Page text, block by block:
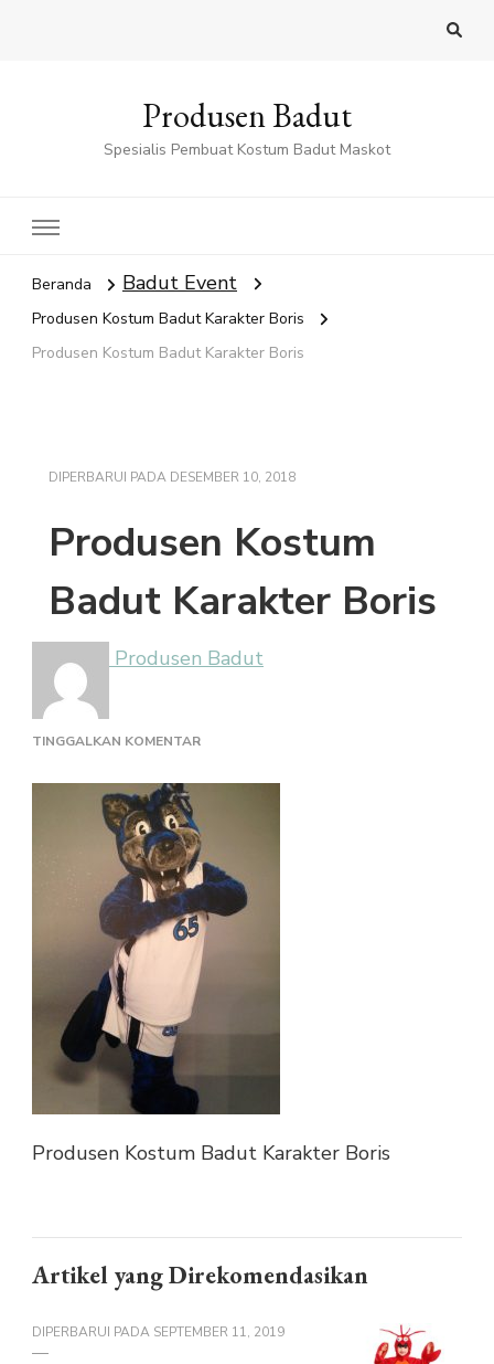
Produsen Badut
Spesialis Pembuat Kostum Badut Maskot
Beranda Badut Event
Produsen Kostum Badut Karakter Boris
Produsen Kostum Badut Karakter Boris
DIPERBARUI PADA DESEMBER 10, 2018
Produsen Kostum
Badut Karakter Boris
Produsen Badut
TINGGALKAN KOMENTARPADA
KOSTUM
KARAKTER
BORIS
Produsen Kostum Badut Karakter Boris
Artikel yang Direkomendasikan
DIPERBARUI PADA SEPTEMBER 11, 2019